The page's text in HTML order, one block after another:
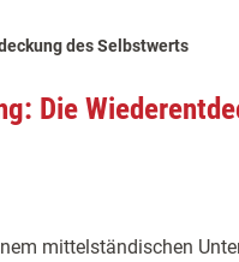
des Selbstwerts
Die
mittelständischen